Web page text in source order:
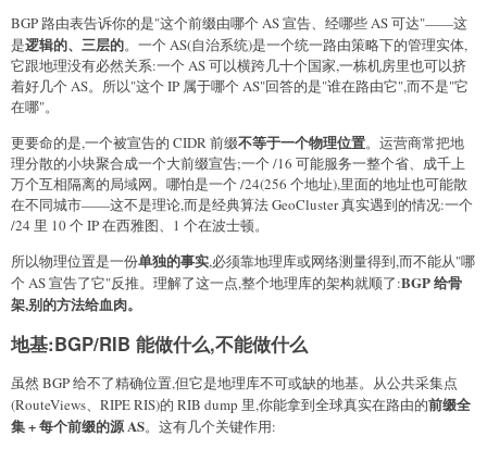
BGP 路由表告诉你的是"这个前缀由哪个 AS 宣告、经哪些 AS 可达"——这
是逻辑的、三层的。一个 AS(自治系统)是一个统一路由策略下的管理实体,
它跟地理没有必然关系:一个 AS 可以横跨几十个国家,一栋机房里也可以挤
着好几个 AS。所以"这个 IP 属于哪个 AS"回答的是"谁在路由它",而不是"它
在哪"。
更要命的是,一个被宣告的 CIDR 前缀不等于一个物理位置。运营商常把地
理分散的小块聚合成一个大前缀宣告;一个 /16 可能服务一整个省、成千上
万个互相隔离的局域网。哪怕是一个 /24(256 个地址),里面的地址也可能散
在不同城市——这不是理论,而是经典算法 GeoCluster 真实遇到的情况:一个
/24 里 10 个 IP 在西雅图、1 个在波士顿。
所以物理位置是一份单独的事实,必须靠地理库或网络测量得到,而不能从"哪
个 AS 宣告了它"反推。理解了这一点,整个地理库的架构就顺了:BGP 给骨
架,别的方法给血肉。
地基:BGP/RIB 能做什么,不能做什么
虽然 BGP 给不了精确位置,但它是地理库不可或缺的地基。从公共采集点
(RouteViews、RIPE RIS)的 RIB dump 里,你能拿到全球真实在路由的前缀全
集 + 每个前缀的源 AS。这有几个关键作用: